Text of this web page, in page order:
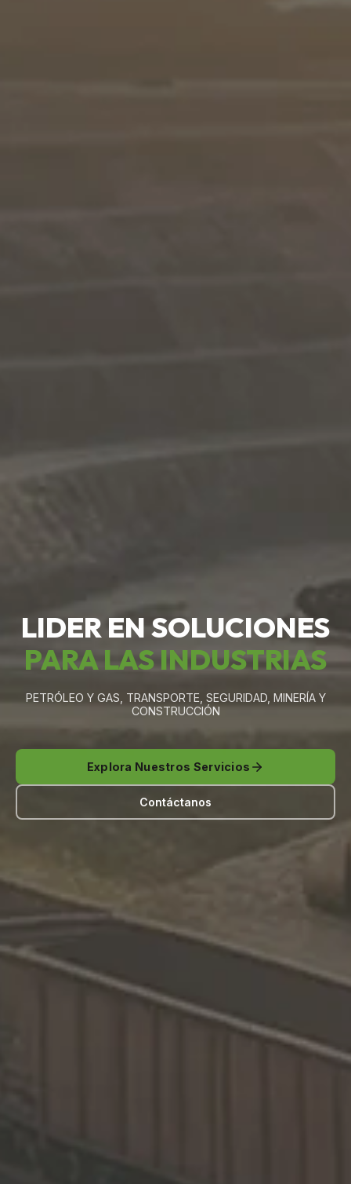
LIDER EN SOLUCIONES
PARA LAS INDUSTRIAS
PETRÓLEO Y GAS, TRANSPORTE, SEGURIDAD, MINERÍA Y
CONSTRUCCIÓN
Explora Nuestros Servicios
Contáctanos